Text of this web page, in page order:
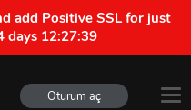
add Positive SSL for just
days 12:27:39
Oturum aç